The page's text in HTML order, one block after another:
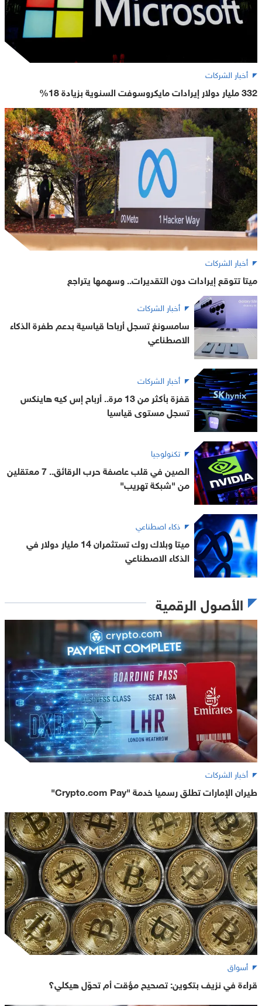
أخبار الشركات
332 مليار دولار إيرادات مايكروسوفت السنوية بزيادة 18%
أخبار الشركات
ميتا تتوقع إيرادات دون التقديرات.. وسهمها يتراجع
أخبار الشركات
سامسونغ تسجل أرباحا قياسية بدعم طفرة الذكاء
الاصطناعي
أخبار الشركات
قفزة بأكثر من 13 مرة.. أرباح إس كيه هاينكس
تسجل مستوى قياسيا
تكنولوجيا
الصين في قلب عاصفة حرب الرقائق.. 7 معتقلين
من "شبكة تهريب"
ذكاء اصطناعي
ميتا وبلاك روك تستثمران 14 مليار دولار في
الذكاء الاصطناعي
الأصول الرقمية
أخبار الشركات
طيران الإمارات تطلق رسميا خدمة "Crypto.com Pay"
أسواق
قراءة في نزيف بتكوين: تصحيح مؤقت أم تحوّل هيكلي؟